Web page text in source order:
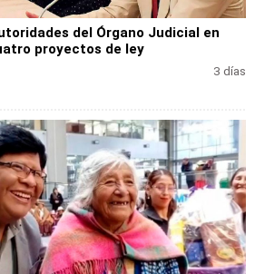
del Órgano Judicial en
proyectos de ley
3 días